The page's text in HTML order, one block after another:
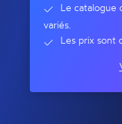
Le catalogue
variés.
Les prix sont